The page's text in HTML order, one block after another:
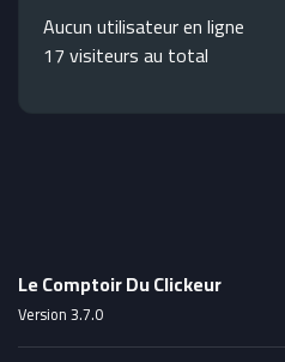
Aucun utilisateur en ligne
17 visiteurs au total
Le Comptoir Du Clickeur
Version 3.7.0